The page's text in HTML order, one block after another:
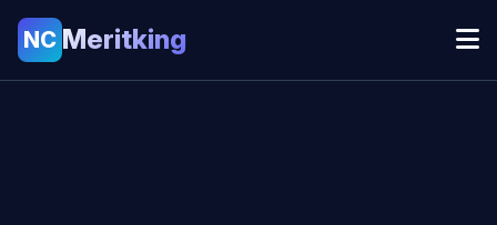
NC Meritking